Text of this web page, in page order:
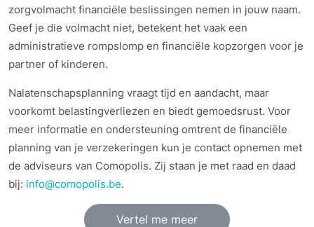
zorgvolmacht financiële beslissingen nemen in jouw naam.
Geef je die volmacht niet, betekent het vaak een
administratieve rompslomp en financiële kopzorgen voor je
partner of kinderen.
Nalatenschapsplanning vraagt tijd en aandacht, maar
voorkomt belastingverliezen en biedt gemoedsrust. Voor
meer informatie en ondersteuning omtrent de financiële
planning van je verzekeringen kun je contact opnemen met
de adviseurs van Comopolis. Zij staan je met raad en daad
bij: info@comopolis.be.
Vertel me meer